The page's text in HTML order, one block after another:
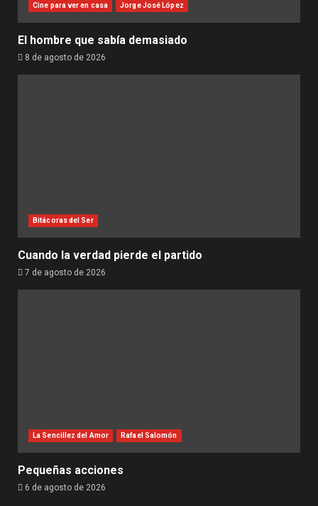
Cine para ver en casa Jorge José López
El hombre que sabía demasiado
8 de agosto de 2026
Bitácoras del Ser
Cuando la verdad pierde el partido
7 de agosto de 2026
La Sencillez del Amor Rafael Salomón
Pequeñas acciones
6 de agosto de 2026